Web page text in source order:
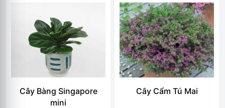
Cây Bàng Singapore
mini
Cây Cẩm Tú Mai